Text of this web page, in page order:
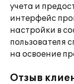
учета и
интерфейс
настройки в
пользователя
на освоение
Отзыв